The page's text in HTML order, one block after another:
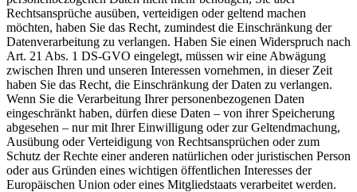
Rechtsansprüche ausüben, verteidigen oder geltend machen
möchten, haben Sie das Recht, zumindest die Einschränkung der
Datenverarbeitung zu verlangen. Haben Sie einen Widerspruch nach
Art. 21 Abs. 1 DS-GVO eingelegt, müssen wir eine Abwägung
zwischen Ihren und unseren Interessen vornehmen, in dieser Zeit
haben Sie das Recht, die Einschränkung der Daten zu verlangen.
Wenn Sie die Verarbeitung Ihrer personenbezogenen Daten
eingeschränkt haben, dürfen diese Daten – von ihrer Speicherung
abgesehen – nur mit Ihrer Einwilligung oder zur Geltendmachung,
Ausübung oder Verteidigung von Rechtsansprüchen oder zum
Schutz der Rechte einer anderen natürlichen oder juristischen Person
oder aus Gründen eines wichtigen öffentlichen Interesses der
Europäischen Union oder eines Mitgliedstaats verarbeitet werden.